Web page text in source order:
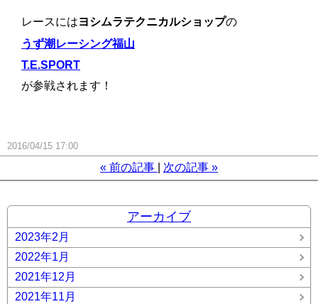
レースにはヨシムラテクニカルショップの
うず潮レーシング福山
T.E.SPORT
が参戦されます！
2016/04/15 17:00
« 前の記事 次の記事 »
アーカイブ
2023年2月
2022年1月
2021年12月
2021年11月